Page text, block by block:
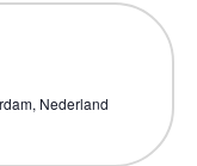
Nederland